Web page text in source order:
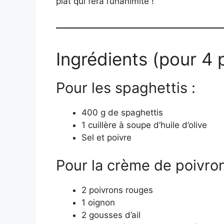
Ingrédients (pour 4
Pour les spaghettis :
400 g de spaghettis
1 cuillère à soupe d’huile d’olive
Sel et poivre
Pour la crème de
2 poivrons rouges
1 oignon
2 gousses d’ail